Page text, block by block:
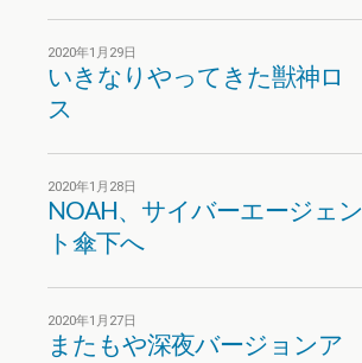
2020年1月29日
いきなりやってきた獣神ロ
ス
2020年1月28日
NOAH、サイバーエージェン
ト傘下へ
2020年1月27日
またもや深夜バージョンア